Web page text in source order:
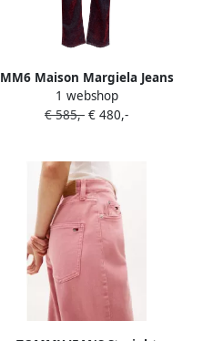
MM6 Maison Margiela Jeans
met vijf zakken en
vervaagd effect Rood
1 webshop
€ 585,- € 480,-